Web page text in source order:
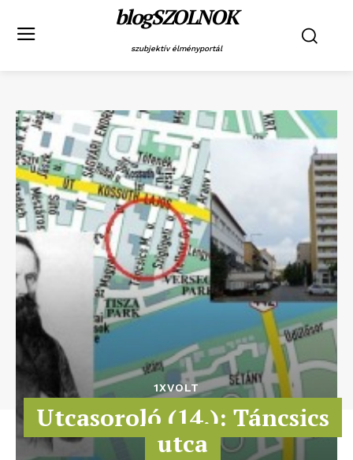
blogSZOLNOK
szubjektív élményportál
1XVOLT
Utcasoroló (14.): Táncsics
utca